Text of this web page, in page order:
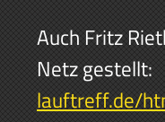
Auch Fritz
Netz
lauftreff.de/